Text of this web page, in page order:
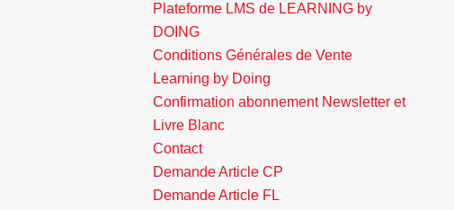
Plateforme LMS de LEARNING by
DOING
Conditions Générales de Vente
Learning by Doing
Confirmation abonnement Newsletter et
Livre Blanc
Contact
Demande Article CP
Demande Article FL